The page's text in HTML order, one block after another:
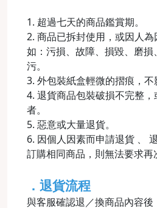
1. 超過七天的商品鑑賞期。
2. 商品已拆封使用，或因人為
如：污損、故障、損毀、磨
污。
3. 外包裝紙盒輕微的摺痕，不
4. 退貨商品包裝破損不完整
者。
5. 惡意或大量退貨。
6. 因個人因素而申請退貨 、
訂購相同商品，則無法要求再
．退貨流程
與客服確認退／換商品內容